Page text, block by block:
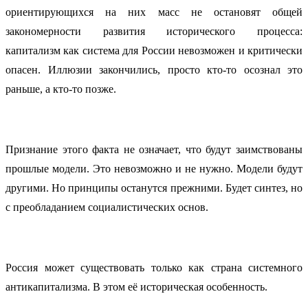
ориентирующихся на них масс не остановят общей
закономерности развития исторического процесса:
капитализм как система для России невозможен и критически
опасен. Иллюзии закончились, просто кто-то осознал это
раньше, а кто-то позже.
Признание этого факта не означает, что будут заимствованы
прошлые модели. Это невозможно и не нужно. Модели будут
другими. Но принципы останутся прежними. Будет синтез, но
с преобладанием социалистических основ.
Россия может существовать только как страна системного
антикапитализма. В этом её историческая особенность.